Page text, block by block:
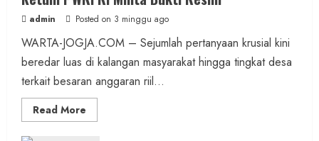
admin Posted on 3 minggu ago
WARTA-JOGJA.COM – Sejumlah pertanyaan krusial kini
beredar luas di kalangan masyarakat hingga tingkat desa
terkait besaran anggaran riil...
Read More
more